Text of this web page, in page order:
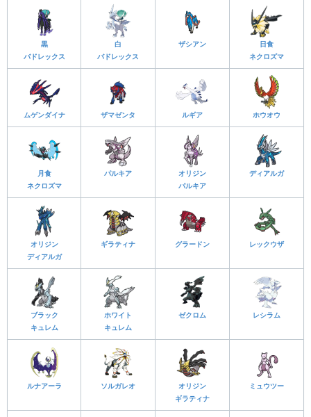
黒
バドレックス
白
バドレックス
ザシアン
日食
ネクロズマ
ムゲンダイナ ザマゼンタ ルギア ホウオウ
月食
ネクロズマ
パルキア
オリジン
パルキア
ディアルガ
オリジン
ディアルガ
ギラティナ グラードン レックウザ
ブラック
キュレム
ホワイト
キュレム
ゼクロム レシラム
ルナアーラ ソルガレオ
オリジン
ギラティナ
ミュウツー